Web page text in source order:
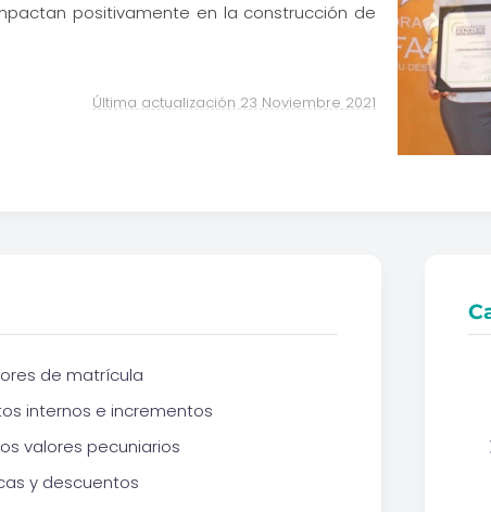
positivamente en la construcción de
Última actualización 23 Noviembre 2021
de matrícula
internos e incrementos
valores pecuniarios
y descuentos